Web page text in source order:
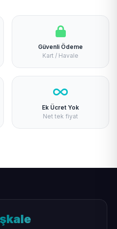
Güvenli Ödeme
Kart / Havale
Ek Ücret Yok
Net tek fiyat